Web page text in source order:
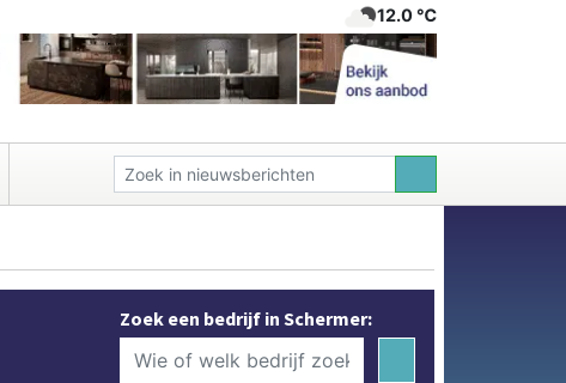
12.0 ℃
Zoek een bedrijf in Schermer: